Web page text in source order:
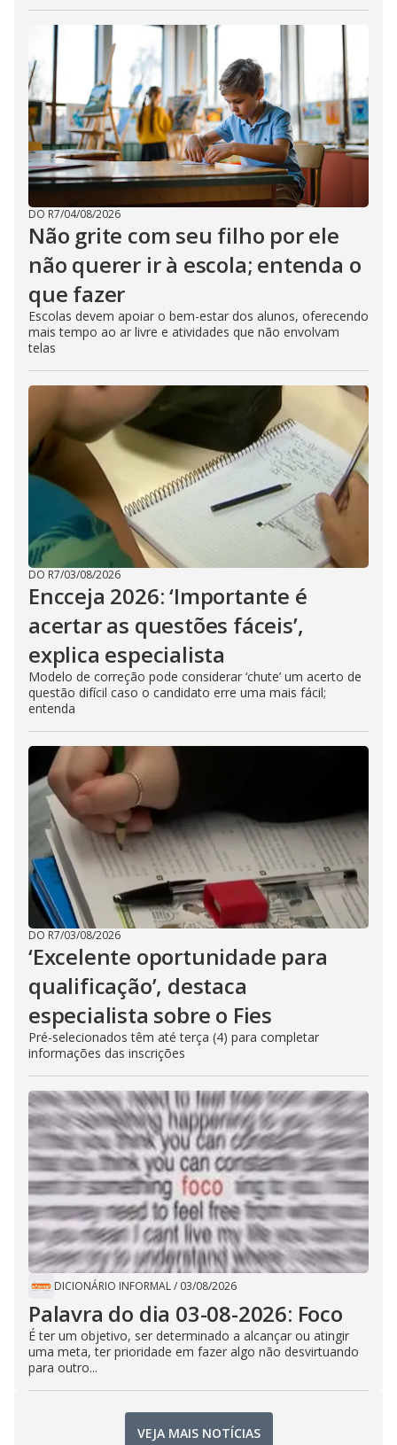
DO R7/04/08/2026
Não grite com seu filho por ele
não querer ir à escola; entenda o
que fazer
Escolas devem apoiar o bem-estar dos alunos, oferecendo
mais tempo ao ar livre e atividades que não envolvam
telas
DO R7/03/08/2026
Encceja 2026: ‘Importante é
acertar as questões fáceis’,
explica especialista
Modelo de correção pode considerar ‘chute’ um acerto de
questão difícil caso o candidato erre uma mais fácil;
entenda
DO R7/03/08/2026
‘Excelente oportunidade para
qualificação’, destaca
especialista sobre o Fies
Pré-selecionados têm até terça (4) para completar
informações das inscrições
DICIONÁRIO INFORMAL/ 03/08/2026
Palavra do dia 03-08-2026: Foco
É ter um objetivo, ser determinado a alcançar ou atingir
uma meta, ter prioridade em fazer algo não desvirtuando
para outro...
VEJA MAIS NOTÍCIAS